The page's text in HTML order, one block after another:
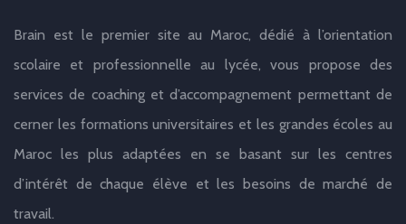
Brain est le premier site au Maroc, dédié à l’orientation
scolaire et professionnelle au lycée, vous propose des
services de coaching et d’accompagnement permettant de
cerner les formations universitaires et les grandes écoles au
Maroc les plus adaptées en se basant sur les centres
d’intérêt de chaque élève et les besoins de marché de
travail.